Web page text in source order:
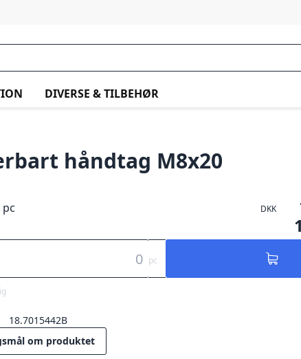
DIVERSE & TILBEHØR
håndtag M8x20
DKK
pc
18.7015442B
om produktet